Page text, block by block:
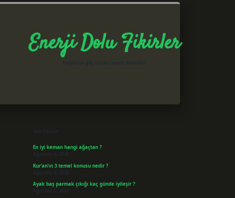
Enerji Dolu Fikirler
Son Yazılar
En iyi keman hangi ağaçtan ?
Ağustos 6, 2026
Kur’an’ın 3 temel konusu nedir ?
Ağustos 6, 2026
Ayak baş parmak çıkığı kaç günde iyileşir ?
Ağustos 5, 2026